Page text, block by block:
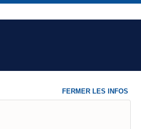
FERMER LES INFOS